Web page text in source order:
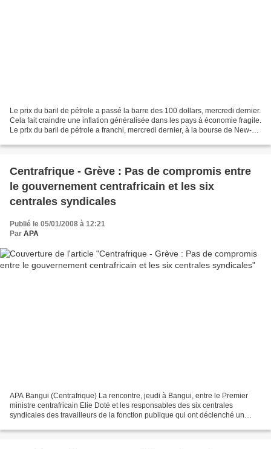
Le prix du baril de pétrole a passé la barre des 100 dollars, mercredi dernier.
Cela fait craindre une inflation généralisée dans les pays à économie fragile.
Le prix du baril de pétrole a franchi, mercredi dernier, à la bourse de New-
Centrafrique - Grève : Pas de compromis entre
le gouvernement centrafricain et les six
centrales syndicales
Publié le 05/01/2008 à 12:21
Par APA
APA Bangui (Centrafrique) La rencontre, jeudi à Bangui, entre le Premier
ministre centrafricain Elie Doté et les responsables des six centrales
syndicales des travailleurs de la fonction publique qui ont déclenché un